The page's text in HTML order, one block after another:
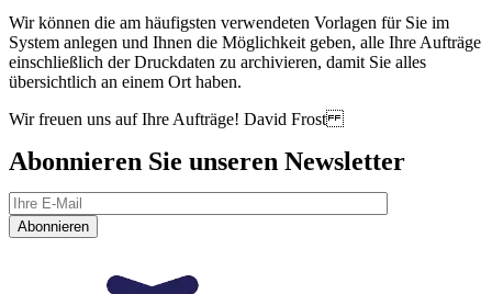
Wir können die am häufigsten verwendeten Vorlagen für Sie im
System anlegen und Ihnen die Möglichkeit geben, alle Ihre Aufträge
einschließlich der Druckdaten zu archivieren, damit Sie alles
übersichtlich an einem Ort haben.
Wir freuen uns auf Ihre Aufträge! David Frost
Abonnieren Sie unseren Newsletter